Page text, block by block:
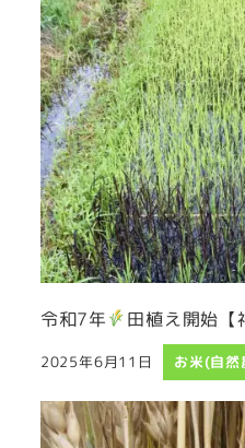
令和7年 田植え開始【
投稿日
2025年6月11日 お米(自然